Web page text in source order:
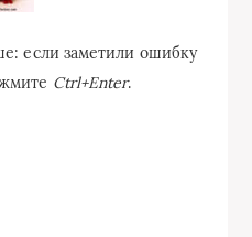
если заметили ошибку
Ctrl+Enter.